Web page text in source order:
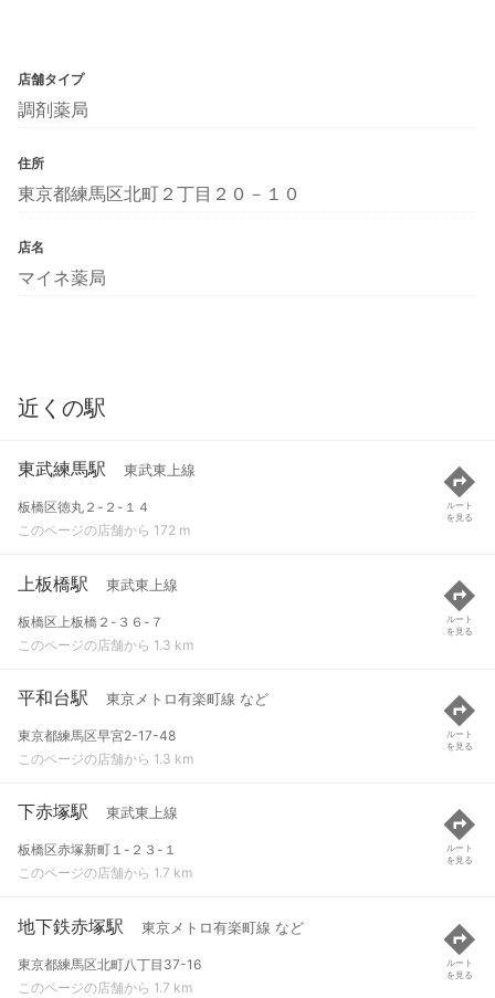
店舗タイプ
調剤薬局
住所
東京都練馬区北町２丁目２０－１０
店名
マイネ薬局
近くの駅
東武練馬駅 東武東上線
板橋区徳丸２-２-１４
このページの店舗から 172 m
ルート
を見る
上板橋駅 東武東上線
板橋区上板橋２-３６-７
このページの店舗から 1.3 km
ルート
を見る
平和台駅 東京メトロ有楽町線 など
東京都練馬区早宮2-17-48
このページの店舗から 1.3 km
ルート
を見る
下赤塚駅 東武東上線
板橋区赤塚新町１-２３-１
このページの店舗から 1.7 km
ルート
を見る
地下鉄赤塚駅 東京メトロ有楽町線 など
東京都練馬区北町八丁目37-16
このページの店舗から 1.7 km
ルート
を見る